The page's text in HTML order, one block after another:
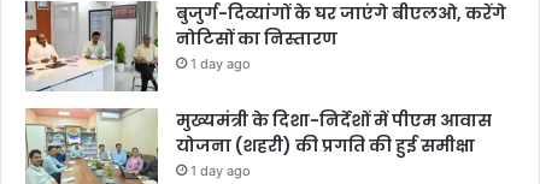
बुजुर्ग-दिव्यांगों के घर जाएंगे बीएलओ, करेंगे
नोटिसों का निस्तारण
1 day ago
मुख्यमंत्री के दिशा-निर्देशों में पीएम आवास
योजना (शहरी) की प्रगति की हुई समीक्षा
1 day ago